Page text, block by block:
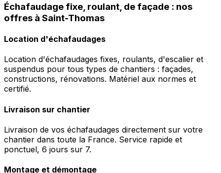
Échafaudage fixe, roulant, de façade : nos
offres à Saint-Thomas
Location d'échafaudages
Location d'échafaudages fixes, roulants, d'escalier et
suspendus pour tous types de chantiers : façades,
constructions, rénovations. Matériel aux normes et
certifié.
Livraison sur chantier
Livraison de vos échafaudages directement sur votre
chantier dans toute la France. Service rapide et
ponctuel, 6 jours sur 7.
Montage et démontage